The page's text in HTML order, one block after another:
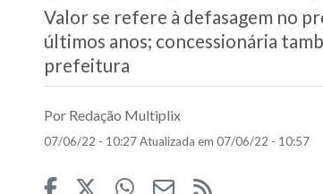
Valor se refere à defasagem no
últimos anos; concessionária
prefeitura
Por Redação Multiplix
07/06/22 - 10:27Atualizada em 07/06/22 - 10:57